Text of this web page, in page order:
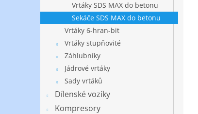
Vrtáky SDS MAX do betonu
Sekáče SDS MAX do betonu
Vrtáky 6-hran-bit
Vrtáky stupňovité
Záhlubníky
Jádrové vrtáky
Sady vrtáků
Dílenské vozíky
Kompresory